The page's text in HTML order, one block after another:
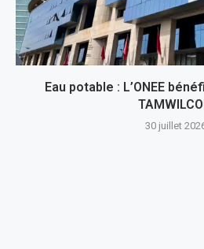
Eau potable : L’ONEE
30 juillet